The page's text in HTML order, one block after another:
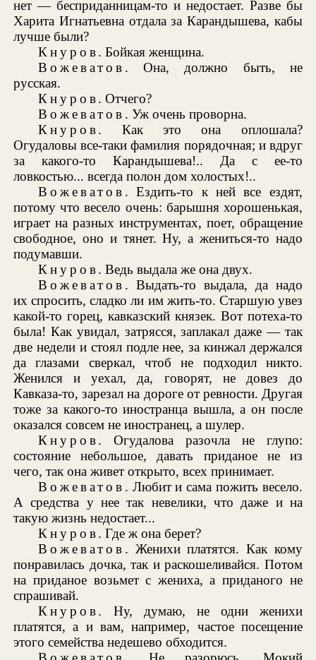
нет — бесприданницам-то и недостает. Разве бы
Харита Игнатьевна отдала за Карандышева, кабы
лучше были?
Кнуров. Бойкая женщина.
Вожеватов . Она, должно быть, не
русская.
Кнуров. Отчего?
Вожеватов . Уж очень проворна.
Кнуров. Как это она оплошала?
Огудаловы все-таки фамилия порядочная; и вдруг
за какого-то Карандышева!.. Да с ее-то
ловкостью... всегда полон дом холостых!..
Вожеватов . Ездить-то к ней все ездят,
потому что весело очень: барышня хорошенькая,
играет на разных инструментах, поет, обращение
свободное, оно и тянет. Ну, а жениться-то надо
подумавши.
Кнуров. Ведь выдала же она двух.
Вожеватов . Выдать-то выдала, да надо
их спросить, сладко ли им жить-то. Старшую увез
какой-то горец, кавказский князек. Вот потеха-то
была! Как увидал, затрясся, заплакал даже — так
две недели и стоял подле нее, за кинжал держался
да глазами сверкал, чтоб не подходил никто.
Женился и уехал, да, говорят, не довез до
Кавказа-то, зарезал на дороге от ревности. Другая
тоже за какого-то иностранца вышла, а он после
оказался совсем не иностранец, а шулер.
Кнуров. Огудалова разочла не глупо:
состояние небольшое, давать приданое не из
чего, так она живет открыто, всех принимает.
Вожеватов . Любит и сама пожить весело.
А средства у нее так невелики, что даже и на
такую жизнь недостает...
Кнуров. Где ж она берет?
Вожеватов . Женихи платятся. Как кому
понравилась дочка, так и раскошеливайся. Потом
на приданое возьмет с жениха, а приданого не
спрашивай.
Кнуров. Ну, думаю, не одни женихи
платятся, а и вам, например, частое посещение
этого семейства недешево обходится.